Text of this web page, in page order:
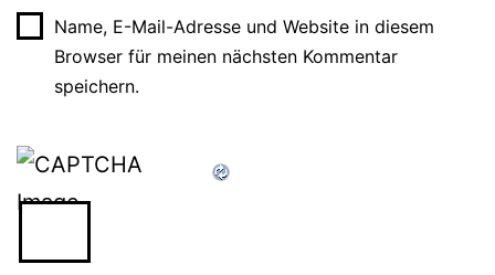
Name, E-Mail-Adresse und Website in diesem
Browser für meinen nächsten Kommentar
speichern.